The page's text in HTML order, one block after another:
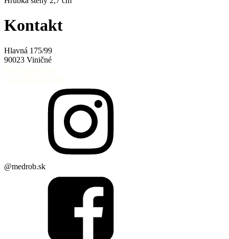
Kontakt
Hlavná 175/99
90023 Viničné
@medrob.sk